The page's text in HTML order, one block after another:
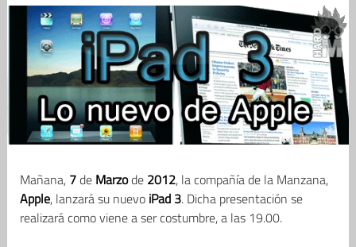
Mañana, 7de Marzode 2012, la compañía de la Manzana,
Apple, lanzará su nuevo iPad 3. Dicha presentación se
realizará como viene a ser costumbre, a las 19.00.